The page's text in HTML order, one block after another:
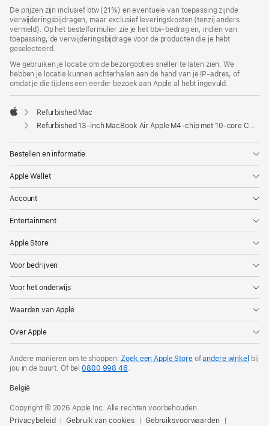
De prijzen zijn inclusief btw (21%) en eventuele van toepassing zijnde
verwijderingsbijdragen, maar exclusief leveringskosten (tenzij anders
vermeld). Op het bestelformulier zie je het btw-bedrag en, indien van
toepassing, de verwijderingsbijdrage voor de producten die je hebt
geselecteerd.
We gebruiken je locatie om de bezorgopties sneller te laten zien. We
hebben je locatie kunnen achterhalen aan de hand van je IP-adres, of
omdat je die tijdens een eerder bezoek aan Apple al hebt ingevuld.
Apple
Refurbished Mac
Refurbished 13‑inch MacBook Air Apple M4-chip met 10‑core CPU en 10‑core GPU - Sterrenlicht
Bestellen en informatie
Apple Wallet
Account
Entertainment
Apple Store
Voor bedrijven
Voor het onderwijs
Waarden van Apple
Over Apple
Andere manieren om te shoppen: Zoek een Apple Storeofandere winkel bij
jou in de buurt. Of bel0800 998 46
België
Copyright © 2026 Apple Inc. Alle rechten voorbehouden.
Privacybeleid
Gebruik van cookies Gebruiksvoorwaarden